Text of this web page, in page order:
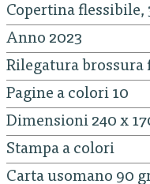
Copertina flessibile,
Anno 2023
Rilegatura brossura
Pagine a colori 10
Dimensioni 240 x
Stampa a colori
Carta usomano 90